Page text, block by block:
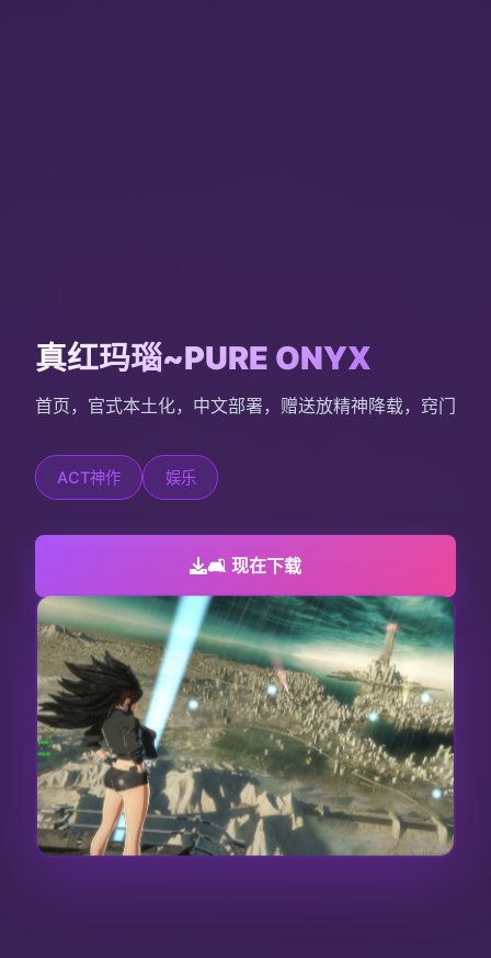
真红玛瑙~PURE ONYX
首页，官式本土化，中文部署，赠送放精神降载，窍门
ACT神作 娱乐
🛋️ 现在下载